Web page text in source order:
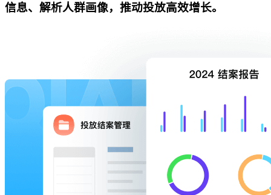
信息、解析人群画像，推动投放高效增长。